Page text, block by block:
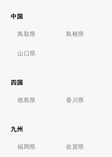
中国
鳥取県 島根県
山口県
四国
徳島県 香川県
九州
福岡県 佐賀県